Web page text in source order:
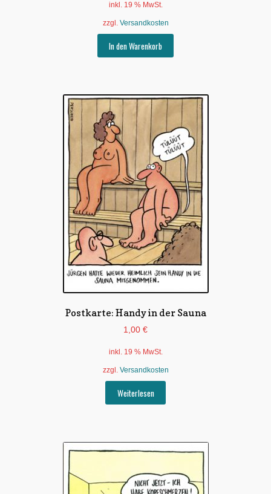
inkl. 19 % MwSt.
zzgl. Versandkosten
In den Warenkorb
Postkarte: Handy in der Sauna
1,00 €
inkl. 19 % MwSt.
zzgl. Versandkosten
Weiterlesen